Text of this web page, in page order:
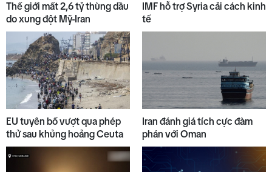
Thế giới mất 2,6 tỷ thùng dầu
do xung đột Mỹ-Iran
IMF hỗ trợ Syria cải cách kinh
tế
EU tuyên bố vượt qua phép
thử sau khủng hoảng Ceuta
Iran đánh giá tích cực đàm
phán với Oman